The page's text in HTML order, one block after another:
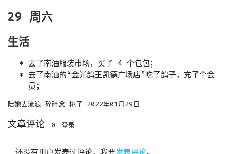
29 周六
生活
去了南油服装市场，买了 4 个包包；
去了南油的“金光鸽王凯德广场店”吃了鸽子，充了个会
员；
陪她去流浪 碎碎念 桃子 2022年01月29日
文章评论 0 登录